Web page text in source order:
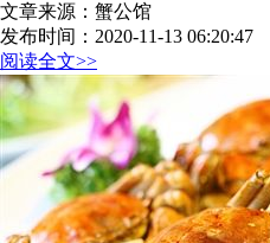
文章来源：蟹公馆
发布时间：2020-11-13 06:20:47
阅读全文>>